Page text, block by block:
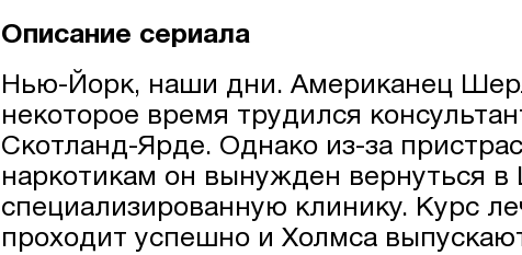
Описание сериала
Нью-Йорк, наши дни. Американец
некоторое время трудился
Скотланд-Ярде. Однако из-за
наркотикам он вынужден вернуться
специализированную клинику. Курс
проходит успешно и Холмса